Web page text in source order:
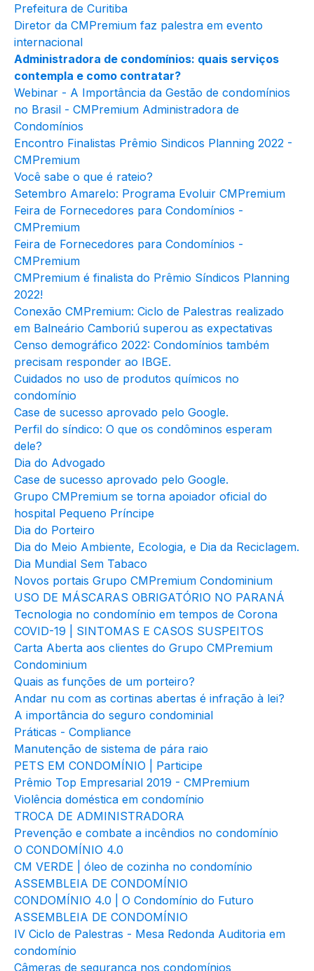
Prefeitura de Curitiba
Diretor da CMPremium faz palestra em evento
internacional
Administradora de condomínios: quais serviços
contempla e como contratar?
Webinar - A Importância da Gestão de condomínios
no Brasil - CMPremium Administradora de
Condomínios
Encontro Finalistas Prêmio Sindicos Planning 2022 -
CMPremium
Você sabe o que é rateio?
Setembro Amarelo: Programa Evoluir CMPremium
Feira de Fornecedores para Condomínios -
CMPremium
Feira de Fornecedores para Condomínios -
CMPremium
CMPremium é finalista do Prêmio Síndicos Planning
2022!
Conexão CMPremium: Ciclo de Palestras realizado
em Balneário Camboriú superou as expectativas
Censo demográfico 2022: Condomínios também
precisam responder ao IBGE.
Cuidados no uso de produtos químicos no
condomínio
Case de sucesso aprovado pelo Google.
Perfil do síndico: O que os condôminos esperam
dele?
Dia do Advogado
Case de sucesso aprovado pelo Google.
Grupo CMPremium se torna apoiador oficial do
hospital Pequeno Príncipe
Dia do Porteiro
Dia do Meio Ambiente, Ecologia, e Dia da Reciclagem.
Dia Mundial Sem Tabaco
Novos portais Grupo CMPremium Condominium
USO DE MÁSCARAS OBRIGATÓRIO NO PARANÁ
Tecnologia no condomínio em tempos de Corona
COVID-19 | SINTOMAS E CASOS SUSPEITOS
Carta Aberta aos clientes do Grupo CMPremium
Condominium
Quais as funções de um porteiro?
Andar nu com as cortinas abertas é infração à lei?
A importância do seguro condominial
Práticas - Compliance
Manutenção de sistema de pára raio
PETS EM CONDOMÍNIO | Participe
Prêmio Top Empresarial 2019 - CMPremium
Violência doméstica em condomínio
TROCA DE ADMINISTRADORA
Prevenção e combate a incêndios no condomínio
O CONDOMÍNIO 4.0
CM VERDE | óleo de cozinha no condomínio
ASSEMBLEIA DE CONDOMÍNIO
CONDOMÍNIO 4.0 | O Condomínio do Futuro
ASSEMBLEIA DE CONDOMÍNIO
IV Ciclo de Palestras - Mesa Redonda Auditoria em
condomínio
Câmeras de segurança nos condomínios